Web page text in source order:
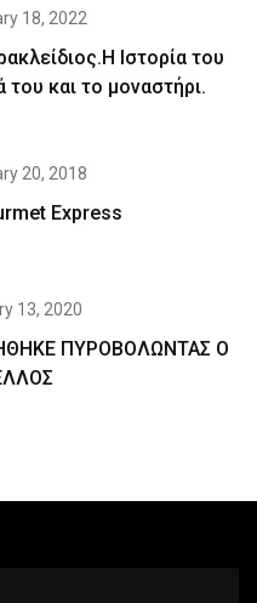
18, 2022
Ιστορία του
του και το μοναστήρι.
20, 2018
Express
13, 2020
ΠΥΡΟΒΟΛΩΝΤΑΣ Ο